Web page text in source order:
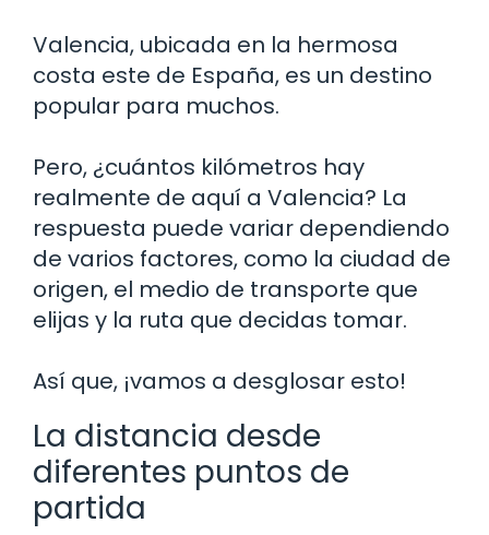
Valencia, ubicada en la hermosa
costa este de España, es un destino
popular para muchos.
Pero, ¿cuántos kilómetros hay
realmente de aquí a Valencia? La
respuesta puede variar dependiendo
de varios factores, como la ciudad de
origen, el medio de transporte que
elijas y la ruta que decidas tomar.
Así que, ¡vamos a desglosar esto!
La distancia desde
diferentes puntos de
partida